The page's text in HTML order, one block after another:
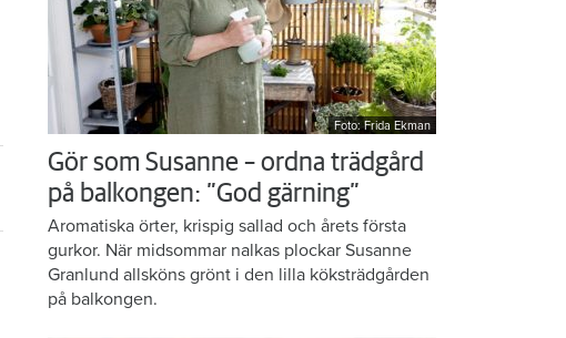
Foto: Frida Ekman
Gör som Susanne – ordna trädgård
på balkongen: ”God gärning”
Aromatiska örter, krispig sallad och årets första
gurkor. När midsommar nalkas plockar Susanne
Granlund allsköns grönt i den lilla köksträdgården
på balkongen.